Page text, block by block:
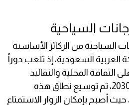
السياحية
السياحية من الركائز الأساسية
العربية السعودية، إذ تلعب دوراً
المحلية والتقاليد
المميزة. منذ إطلاق رؤية 2030، تم توسيع نطاق هذه
أصبح بإمكان الزوار الاستمتاع